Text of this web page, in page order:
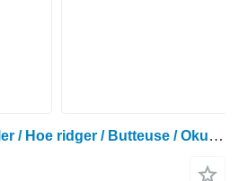
Bomet Jäthacke-Häufler / Hoe ridger / Butteuse / Okuchnik / Obsypnik